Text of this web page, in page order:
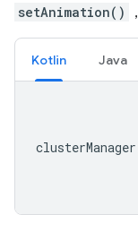
setAnimation()
Kotlin Java
clusterManager